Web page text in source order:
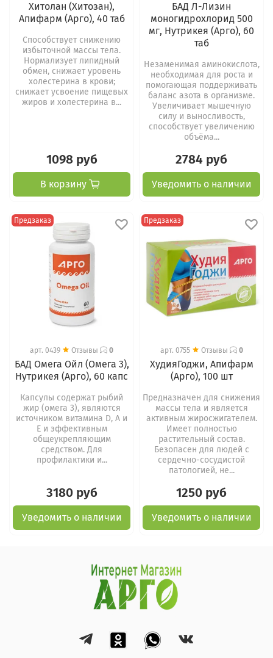
Хитолан (Хитозан),
Апифарм (Арго), 40 таб
Способствует снижению
избыточной массы тела.
Нормализует липидный
обмен, снижает уровень
холестерина в крови;
снижает усвоение пищевых
жиров и холестерина в...
1098 руб
В корзину
БАД Л-Лизин
моногидрохлорид 500
мг, Нутрикея (Арго), 60
таб
Незаменимая аминокислота,
необходимая для роста и
помогающая поддерживать
баланс азота в организме.
Увеличивает мышечную
силу и выносливость,
способствует увеличению
объёма...
2784 руб
Уведомить о наличии
Предзаказ
арт. 0439 Отзывы 0
БАД Омега Ойл (Омега 3),
Нутрикея (Арго), 60 капс
Капсулы содержат рыбий
жир (омега 3), являются
источником витамина D, А и
Е и эффективным
общеукрепляющим
средством. Для
профилактики и...
3180 руб
Уведомить о наличии
Предзаказ
арт. 0755 Отзывы 0
ХудияГоджи, Апифарм
(Арго), 100 шт
Предназначен для снижения
массы тела и является
активным жиросжигателем.
Имеет полностью
растительный состав.
Безопасен для людей с
сердечно-сосудистой
патологией, не...
1250 руб
Уведомить о наличии